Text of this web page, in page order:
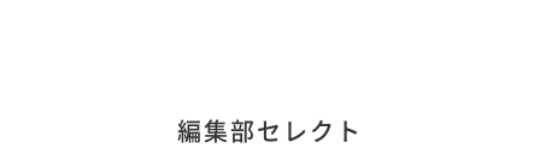
編集部セレクト